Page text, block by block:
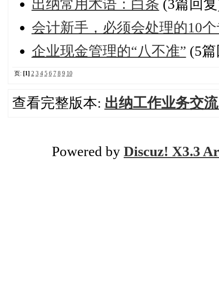
出纳常用术语：白条 (3篇回
会计新手，必须会处理的10
企业现金管理的“八不准” (5
页: [1] 2 3 4 5 6 7 8 9 10
查看完整版本: 出纳工作业务交
Powered by Discuz! X3.3